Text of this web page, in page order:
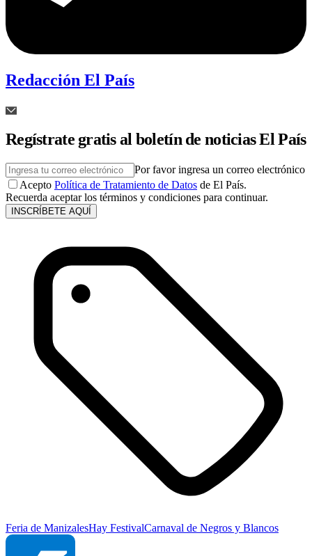
Redacción El País
Regístrate gratis al boletín de noticias El País
Por favor ingresa un correo electrónico
Acepto Política de Tratamiento de Datos de El País.
Recuerda aceptar los términos y condiciones para continuar.
INSCRÍBETE AQUÍ
Feria de ManizalesHay FestivalCarnaval de Negros y Blancos